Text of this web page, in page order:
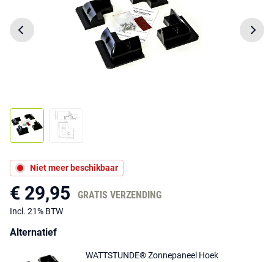
Niet meer beschikbaar
€ 29,95 GRATIS VERZENDING
Incl. 21% BTW
Alternatief
WATTSTUNDE® Zonnepaneel Hoek